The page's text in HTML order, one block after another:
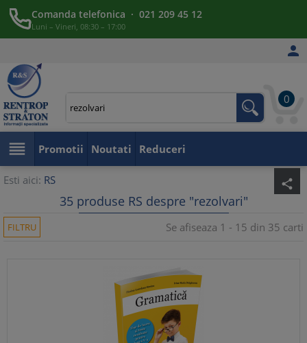
Comanda telefonica · 021 209 45 12
Luni – Vineri, 08:30 – 17:00

0
 Promotii Noutati Reduceri
Esti aici: RS share
35 produse RS despre "rezolvari"
FILTRU Se afiseaza 1 - 15 din 35 carti